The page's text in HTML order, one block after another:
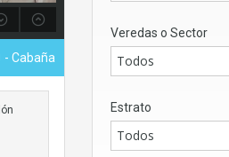
- Cabaña
Veredas o Sector
Todos
Estrato
Todos